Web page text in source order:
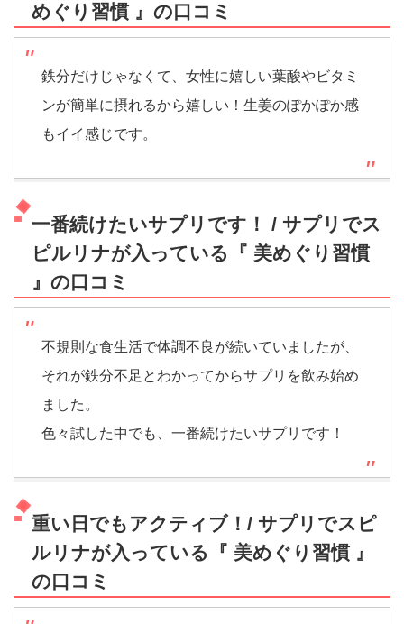
めぐり習慣 』の口コミ
鉄分だけじゃなくて、女性に嬉しい葉酸やビタミ
ンが簡単に摂れるから嬉しい！生姜のぽかぽか感
もイイ感じです。
一番続けたいサプリです！ / サプリでス
ピルリナが入っている『 美めぐり習慣
』の口コミ
不規則な食生活で体調不良が続いていましたが、
それが鉄分不足とわかってからサプリを飲み始め
ました。
色々試した中でも、一番続けたいサプリです！
重い日でもアクティブ！/ サプリでスピ
ルリナが入っている『 美めぐり習慣 』
の口コミ